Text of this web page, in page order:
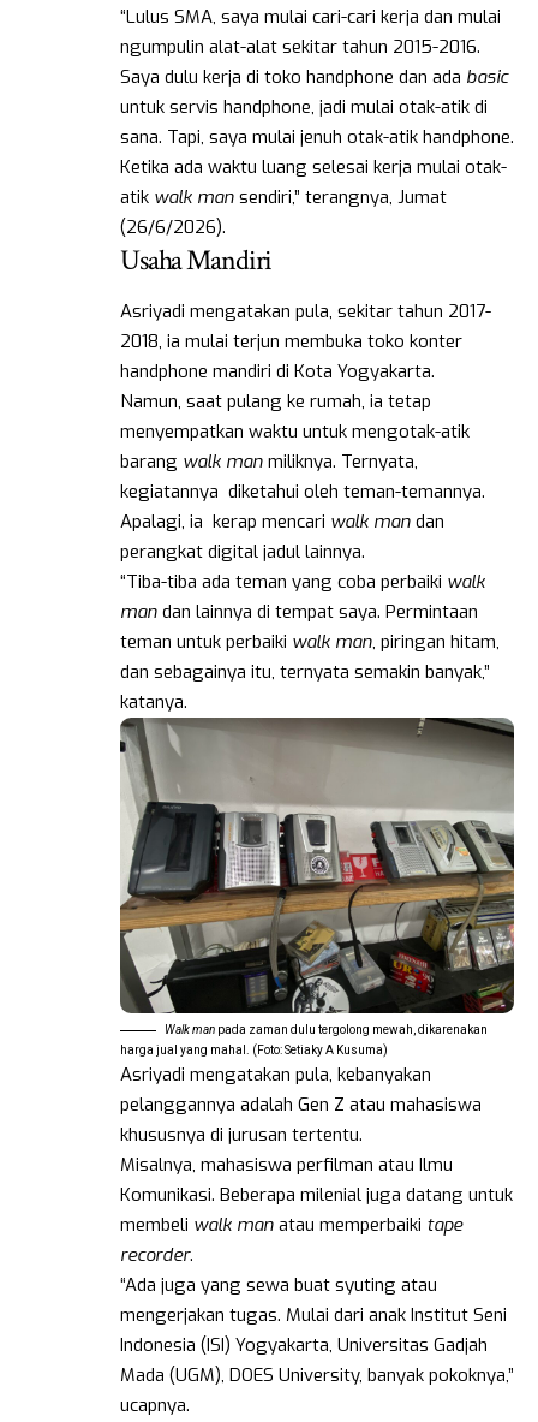
“Lulus SMA, saya mulai cari-cari kerja dan mulai
ngumpulin alat-alat sekitar tahun 2015-2016.
Saya dulu kerja di toko handphone dan ada basic
untuk servis handphone, jadi mulai otak-atik di
sana. Tapi, saya mulai jenuh otak-atik handphone.
Ketika ada waktu luang selesai kerja mulai otak-
atik walk man sendiri,” terangnya, Jumat
(26/6/2026).
Usaha Mandiri
Asriyadi mengatakan pula, sekitar tahun 2017-
2018, ia mulai terjun membuka toko konter
handphone mandiri di Kota Yogyakarta.
Namun, saat pulang ke rumah, ia tetap
menyempatkan waktu untuk mengotak-atik
barang walk man miliknya. Ternyata,
kegiatannya diketahui oleh teman-temannya.
Apalagi, ia kerap mencari walk man dan
perangkat digital jadul lainnya.
“Tiba-tiba ada teman yang coba perbaiki walk
man dan lainnya di tempat saya. Permintaan
teman untuk perbaiki walk man, piringan hitam,
dan sebagainya itu, ternyata semakin banyak,”
katanya.
Walk man pada zaman dulu tergolong mewah, dikarenakan
harga jual yang mahal. (Foto: Setiaky A Kusuma)
Asriyadi mengatakan pula, kebanyakan
pelanggannya adalah Gen Z atau mahasiswa
khususnya di jurusan tertentu.
Misalnya, mahasiswa perfilman atau Ilmu
Komunikasi. Beberapa milenial juga datang untuk
membeli walk man atau memperbaiki tape
recorder.
“Ada juga yang sewa buat syuting atau
mengerjakan tugas. Mulai dari anak Institut Seni
Indonesia (ISI) Yogyakarta, Universitas Gadjah
Mada (UGM), DOES University, banyak pokoknya,”
ucapnya.